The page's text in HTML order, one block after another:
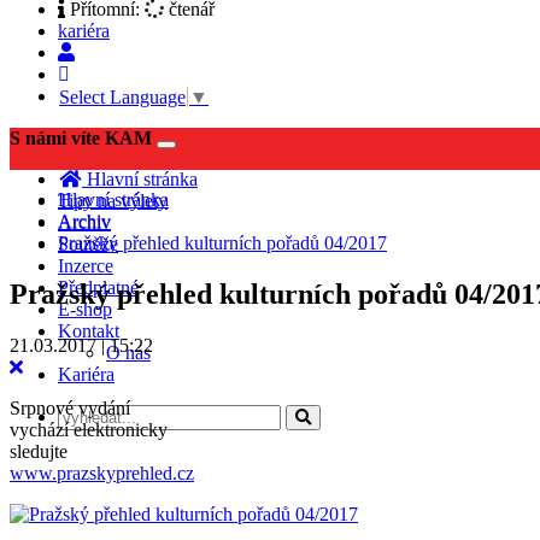
Přítomní:
čtenář
kariéra
Select Language ▼
S námi víte KAM
Toggle
navigation
Hlavní stránka
Tipy na výlety
Archiv
Soutěže
Inzerce
Předplatné
E-shop
Kontakt
O nás
Kariéra
Hlavní stránka
Archiv
Pražský přehled kulturních pořadů 04/2017
Pražský přehled kulturních pořadů 04/
21.03.2017 | 15:22
Srpnové vydání
vychází elektronicky
sledujte
www.prazskyprehled.cz